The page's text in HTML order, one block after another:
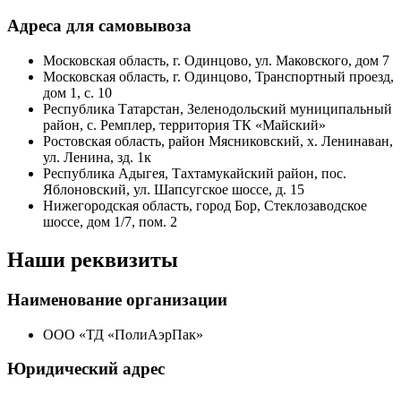
Адреса для самовывоза
Московская область, г. Одинцово, ул. Маковского, дом 7
Московская область, г. Одинцово, Транспортный проезд,
дом 1, с. 10
Республика Татарстан, Зеленодольский муниципальный
район, с. Ремплер, территория ТК «Майский»
Ростовская область, район Мясниковский, х. Ленинаван,
ул. Ленина, зд. 1к
Республика Адыгея, Тахтамукайский район, пос.
Яблоновский, ул. Шапсугское шоссе, д. 15
Нижегородская область, город Бор, Стеклозаводское
шоссе, дом 1/7, пом. 2
Наши реквизиты
Наименование организации
ООО «ТД «ПолиАэрПак»
Юридический адрес